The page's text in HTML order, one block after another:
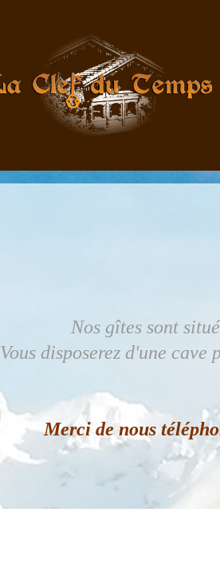
Nos gîtes sont
Vous disposerez d'une
Merci de nous